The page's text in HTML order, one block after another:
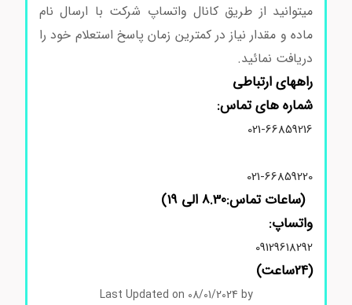
میتوانید از طریق کانال واتساپ شرکت با ارسال نام
ماده و مقدار نیاز در کمترین زمان پاسخ استعلام خود را
دریافت نمائید.
راههای ارتباطی
شماره های تماس:
021-66859216
021-66859220
(ساعات تماس:8.30 الی 19)
واتساپ:
09129618292
Last Updated on 08/01/2024 by